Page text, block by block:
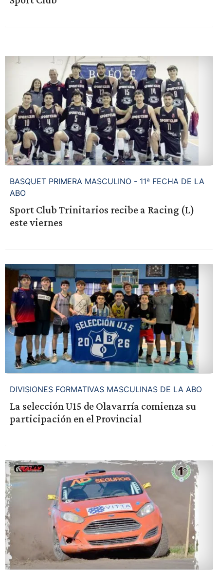
BASQUET PRIMERA MASCULINO - 11ª FECHA DE LA
ABO
Sport Club Trinitarios recibe a Racing (L)
este viernes
DIVISIONES FORMATIVAS MASCULINAS DE LA ABO
La selección U15 de Olavarría comienza su
participación en el Provincial